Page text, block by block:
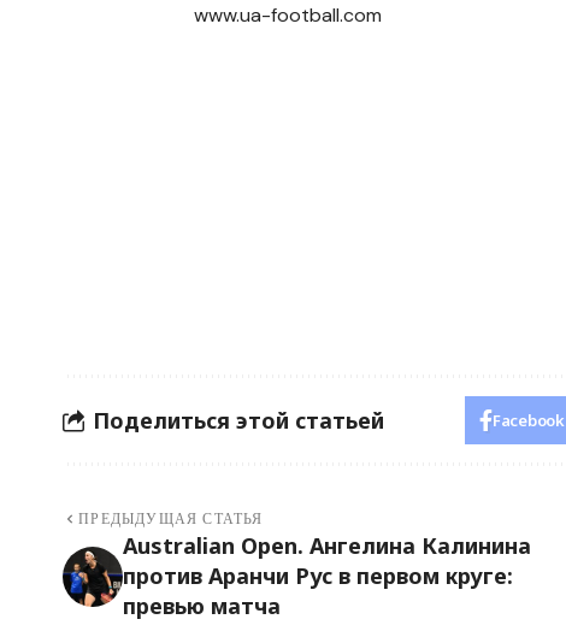
www.ua-football.com
Поделиться этой статьей Facebook
ПРЕДЫДУЩАЯ СТАТЬЯ
Australian Open. Ангелина Калинина
против Аранчи Рус в первом круге:
превью матча